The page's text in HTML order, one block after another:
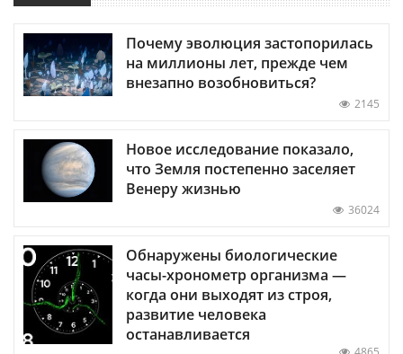
Почему эволюция застопорилась
на миллионы лет, прежде чем
внезапно возобновиться?
2145
Новое исследование показало,
что Земля постепенно заселяет
Венеру жизнью
36024
Обнаружены биологические
часы-хронометр организма —
когда они выходят из строя,
развитие человека
останавливается